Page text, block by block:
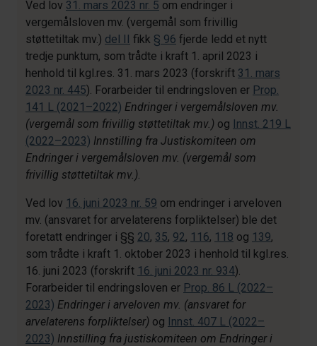
Ved lov 31. mars 2023 nr. 5 om endringer i
vergemålsloven mv. (vergemål som frivillig
støttetiltak mv.) del II fikk § 96 fjerde ledd et nytt
tredje punktum, som trådte i kraft 1. april 2023 i
henhold til kgl.res. 31. mars 2023 (forskrift 31. mars
2023 nr. 445). Forarbeider til endringsloven er Prop.
141 L (2021–2022) Endringer i vergemålsloven mv.
(vergemål som frivillig støttetiltak mv.) og Innst. 219 L
(2022–2023) Innstilling fra Justiskomiteen om
Endringer i vergemålsloven mv. (vergemål som
frivillig støttetiltak mv.).
Ved lov 16. juni 2023 nr. 59 om endringer i arveloven
mv. (ansvaret for arvelaterens forpliktelser) ble det
foretatt endringer i §§ 20, 35, 92, 116, 118 og 139,
som trådte i kraft 1. oktober 2023 i henhold til kgl.res.
16. juni 2023 (forskrift 16. juni 2023 nr. 934).
Forarbeider til endringsloven er Prop. 86 L (2022–
2023) Endringer i arveloven mv. (ansvaret for
arvelaterens forpliktelser) og Innst. 407 L (2022–
2023) Innstilling fra justiskomiteen om Endringer i